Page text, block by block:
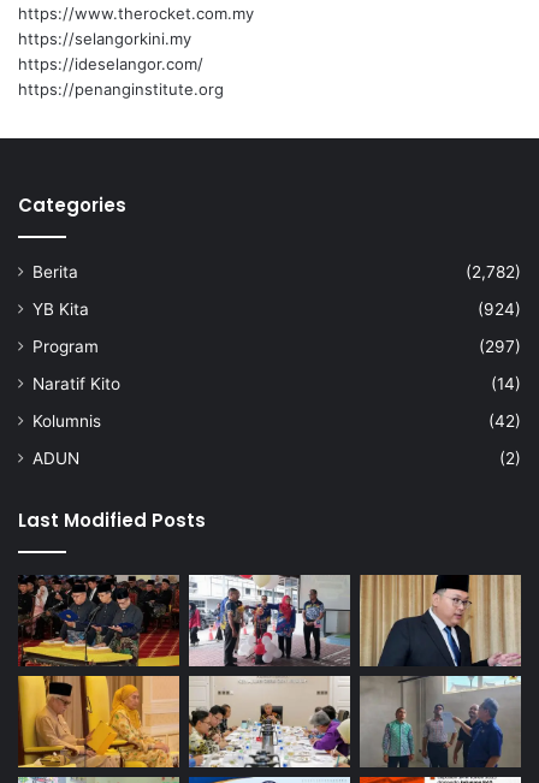
https://www.therocket.com.my
https://selangorkini.my
https://ideselangor.com/
https://penanginstitute.org
Categories
Berita
(2,782)
YB Kita
(924)
Program
(297)
Naratif Kito
(14)
Kolumnis
(42)
ADUN
(2)
Last Modified Posts